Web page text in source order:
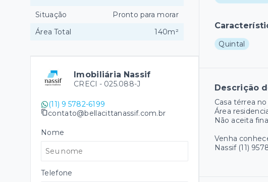
Quintal
Descrição
Casa térrea
Área
Não aceita
Venha
Nassif (11)
Situação
Pronto para morar
Área Total
140m²
Imobiliária Nassif
CRECI - 025.088-J
(11) 9 5782-6199
contato@bellacittanassif.com.br
Nome
Telefone